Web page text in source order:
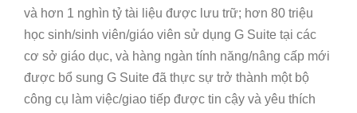
và hơn 1 nghìn tỷ tài liệu được lưu trữ; hơn 80 triệu
học sinh/sinh viên/giáo viên sử dụng G Suite tại các
cơ sở giáo dục, và hàng ngàn tính năng/nâng cấp mới
được bổ sung G Suite đã thực sự trở thành một bộ
công cụ làm việc/giao tiếp được tin cậy và yêu thích